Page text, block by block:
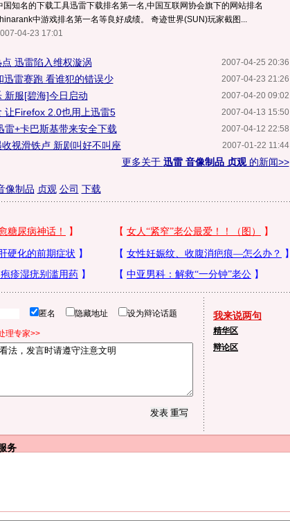
国知名的下载工具迅雷下载排名第一名,中国互联网协会旗下的网站排名
中游戏排名第一名等良好成绩。 奇迹世界(SUN)玩家截图...
04-23 17:01
2007-04-25 20:36
迅雷陷入维权漩涡
2007-04-23 21:26
雷赛跑 看谁犯的错误少
2007-04-20 09:02
新服[碧海]今日启动
2007-04-13 15:50
让Firefox 2.0也用上迅雷5
2007-04-12 22:58
雷+卡巴斯基带来安全下载
2007-01-22 11:44
视滑铁卢 新剧叫好不叫座
更多关于 迅雷 音像制品 贞观的新闻>>
像制品 贞观 公司 下载
匿名 隐藏地址 设为辩论话题
理专家>>
我来说两句
精华区
辩论区
务